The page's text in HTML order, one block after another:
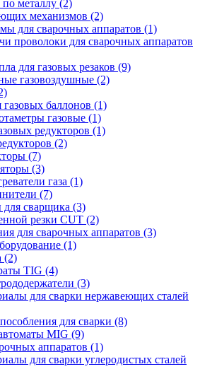
металлу (2)
механизмов (2)
для сварочных аппаратов (1)
проволоки для сварочных аппаратов
для газовых резаков (9)
газовоздушные (2)
баллонов (1)
газовые (1)
редукторов (1)
(2)
(7)
(3)
газа (1)
(7)
сварщика (3)
резки CUT (2)
для сварочных аппаратов (3)
(1)
(2)
TIG (4)
(3)
для сварки нержавеющих сталей
для сварки (8)
MIG (9)
аппаратов (1)
для сварки углеродистых сталей